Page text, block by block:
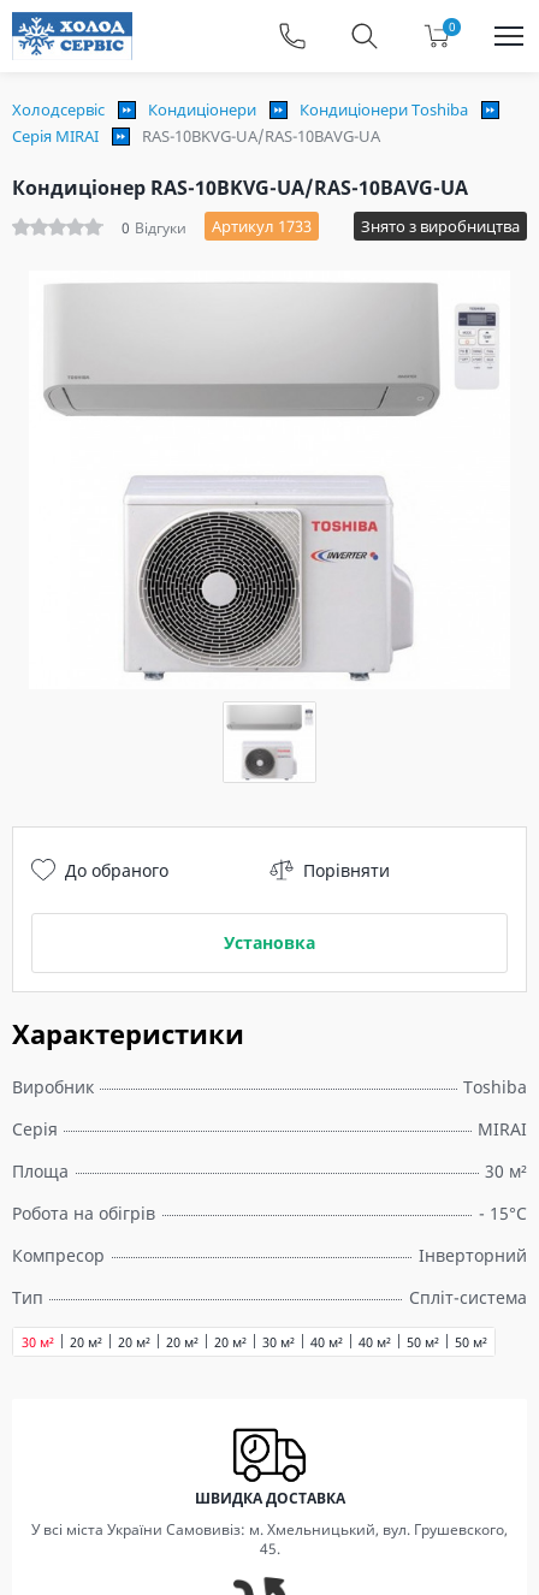
0
Холодсервіс Кондиціонери
Кондиціонери Toshiba
Серія MIRAI
RAS-10BKVG-UA/RAS-10BAVG-UA
Кондиціонер RAS-10BKVG-UA/RAS-10BAVG-UA
0 Відгуки Артикул 1733 Знято з виробництва
Характеристики
Виробник
Toshiba
Серія
MIRAI
Площа
30 м²
Робота на обігрів
- 15°C
Компресор
Інверторний
Тип
Спліт-система
20 м² 20 м² 20 м² 20 м² 30 м²
30 м² 40 м² 40 м² 50 м² 50 м²
До обраного Порівняти
Установка
ШВИДКА ДОСТАВКА
У всі міста України Самовивіз: м. Хмельницький, вул. Грушевского,
45.